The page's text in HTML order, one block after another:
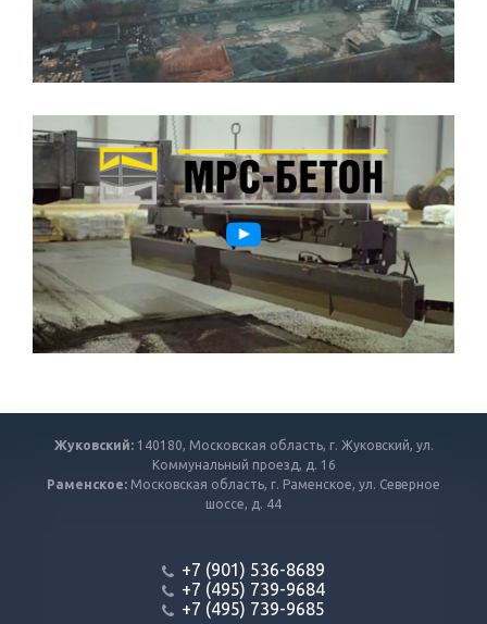
Жуковский:140180, Московская область, г. Жуковский, ул.
Коммунальный проезд, д. 16
Раменское: Московская область, г. Раменское, ул. Северное
шоссе, д. 44
+7 (901) 536-8689
+7 (495) 739-9684
+7 (495) 739-9685